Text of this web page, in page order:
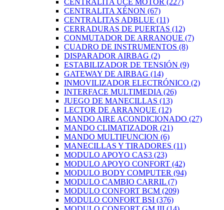
CENTRALITA UCE MOTOR (227)
CENTRALITA XÉNON (67)
CENTRALITAS ADBLUE (11)
CERRADURAS DE PUERTAS (12)
CONMUTADOR DE ARRANQUE (7)
CUADRO DE INSTRUMENTOS (8)
DISPARADOR AIRBAG (2)
ESTABILIZADOR DE TENSIÓN (9)
GATEWAY DE AIRBAG (14)
INMOVILIZADOR ELECTRÓNICO (2)
INTERFACE MULTIMEDIA (26)
JUEGO DE MANECILLAS (13)
LECTOR DE ARRANQUE (12)
MANDO AIRE ACONDICIONADO (27)
MANDO CLIMATIZADOR (21)
MANDO MULTIFUNCION (6)
MANECILLAS Y TIRADORES (11)
MODULO APOYO CAS3 (23)
MODULO APOYO CONFORT (42)
MODULO BODY COMPUTER (94)
MODULO CAMBIO CARRIL (7)
MODULO CONFORT BCM (209)
MODULO CONFORT BSI (376)